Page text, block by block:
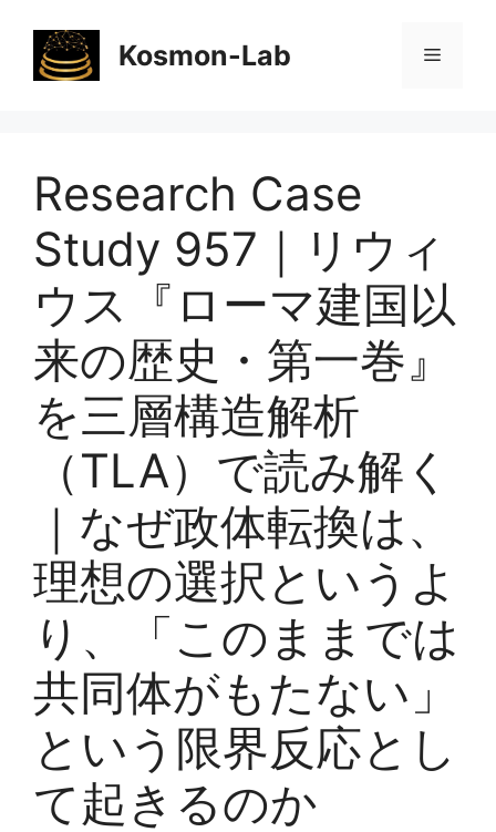
Kosmon-Lab メ
Research Case
Study 957｜リウィ
ウス『ローマ建国以
来の歴史・第一巻』
を三層構造解析
（TLA）で読み解く
｜なぜ政体転換は、
理想の選択というよ
り、「このままでは
共同体がもたない」
という限界反応とし
て起きるのか